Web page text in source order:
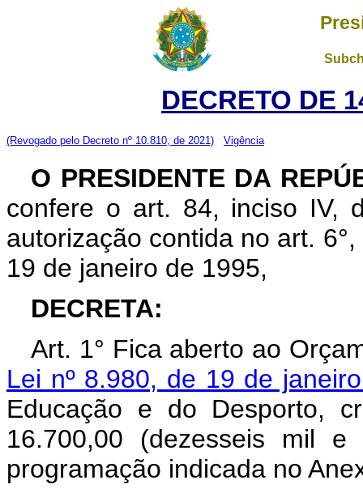
DECRETO DE
(Revogado pelo Decreto nº 10.810, de 2021) Vigência
O PRESIDENTE DA
confere o art. 84, inciso IV,
autorização contida no art.
19 de janeiro de 1995,
DECRETA:
Art. 1° Fica aberto ao
Lei nº 8.980, de 19 de
Educação e do Desporto,
16.700,00 (dezesseis mil
programação indicada no